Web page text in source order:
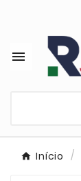

Início